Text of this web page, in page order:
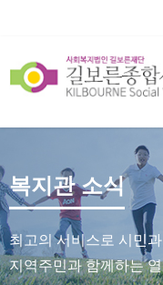
복지관 소식
최고의 서비스로 시민
지역주민과 함께하는